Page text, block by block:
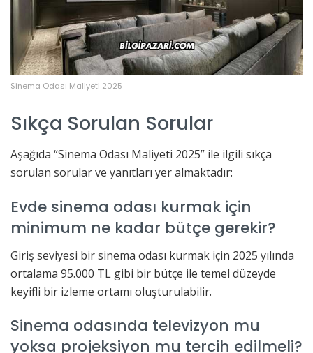
Sinema Odası Maliyeti 2025
Sıkça Sorulan Sorular
Aşağıda “Sinema Odası Maliyeti 2025” ile ilgili sıkça
sorulan sorular ve yanıtları yer almaktadır:
Evde sinema odası kurmak için
minimum ne kadar bütçe gerekir?
Giriş seviyesi bir sinema odası kurmak için 2025 yılında
ortalama 95.000 TL gibi bir bütçe ile temel düzeyde
keyifli bir izleme ortamı oluşturulabilir.
Sinema odasında televizyon mu
yoksa projeksiyon mu tercih edilmeli?